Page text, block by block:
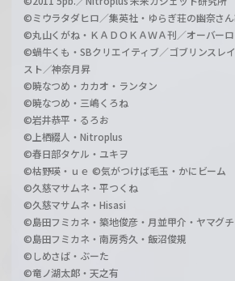
©ミウラタダヒロ／集英社・ゆらぎ荘の幽奈さ
©丸山くがね・ＫＡＤＯＫＡＷＡ刊／オーバー
©蝸牛くも・SBクリエイティブ／ゴブリンスレ
スト／神奈月昇
©暁なつめ・カカオ・ランタン
©暁なつめ・三嶋くろね
©岩井恭平・るろお
©上栖綴人・Nitroplus
©春日部タケル・ユキヲ
©枯野瑛・ｕｅ ©気がつけば毛玉・かにビーム
©久慈マサムネ・平つくね
©久慈マサムネ・Hisasi
©島田フミカネ・築地俊彦・月並甲介・ヤマグ
©島田フミカネ・南房秀久・飯沼俊規
©しめさば・ぶーた
©竜ノ湖太郎・天之有